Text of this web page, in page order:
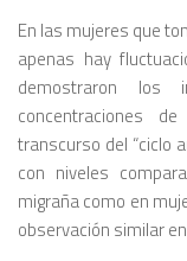
En las mujeres que
apenas hay
demostraron los
concentraciones
transcurso del “ciclo
con niveles
migraña como en
observación similar